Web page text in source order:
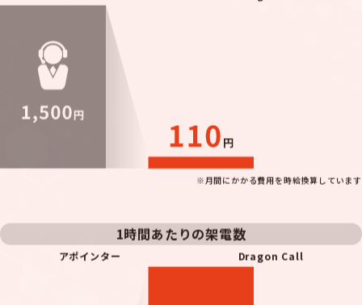
※月間にかかる費用を時給換算しています
1時間あたりの架電数
アポインター Dragon Call